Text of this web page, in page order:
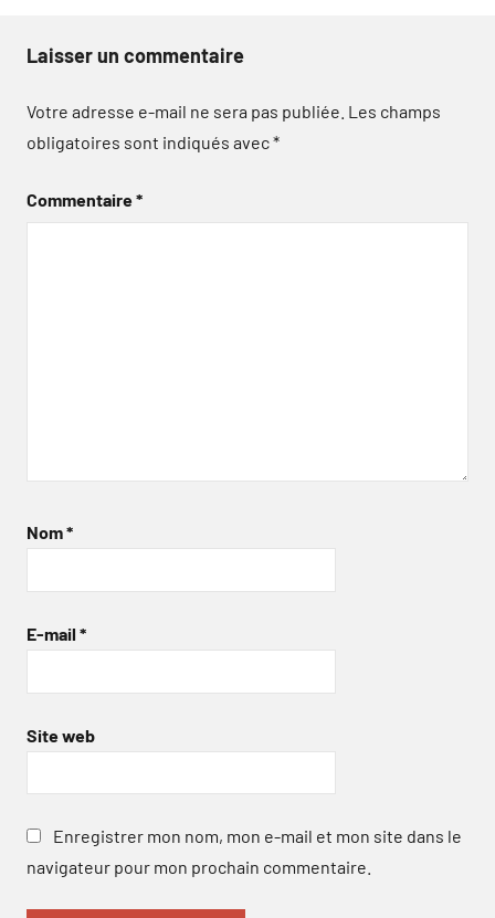
Laisser un commentaire
Votre adresse e-mail ne sera pas publiée. Les champs
obligatoires sont indiqués avec*
Commentaire*
Nom*
E-mail *
Site web
Enregistrer mon nom, mon e-mail et mon site dans le
navigateur pour mon prochain commentaire.